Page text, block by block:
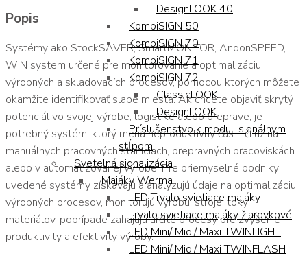
DesignLOOK 40
KombiSIGN 50
KombiSIGN 70
KombiSIGN 71
KombiSIGN 72
ClassicLOOK
DesignLOOK
Príslušenstvo k modul. signálnym
stĺpom
Svetelná signalizácia
Majáky Werma
LED Trvalo svietiace majáky
Trvalo svietiace majáky žiarovkové
LED Mini/ Midi/ Maxi TWINLIGHT
LED Mini/ Midi/ Maxi TWINFLASH
Popis
Systémy ako StockSAVER, SmartMONITOR, AndonSPEED,
WIN system určené pre monitorovanie a optimalizáciu
výrobných a skladovacích procesov, pomocou ktorých môžete
okamžite identifikovať slabé miesta. Ak chcete objaviť skrytý
potenciál vo svojej výrobe, logistike alebo preprave, je
potrebný systém, ktorý meria neproduktívny čas – či už na
manuálnych pracovných staniciach, prepravných pracoviskách
alebo v automatizovanej výrobe. Pre priemyselné podniky
uvedené systémy získavajú a analyzujú údaje na optimalizáciu
výrobných procesov, monitorujú výrobu, stroje, toky
materiálov, poprípade zahajujú určité procesy pre zvýšenie
produktivity a efektivity výroby.